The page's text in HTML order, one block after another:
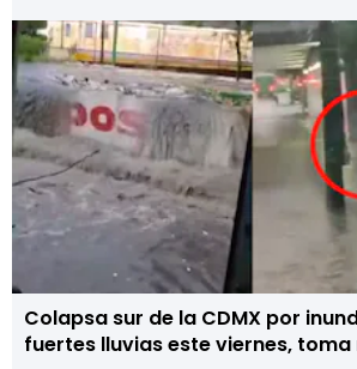
Colapsa sur de la CDMX por
fuertes lluvias este viernes,